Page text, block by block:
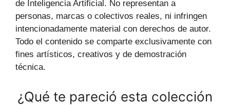
de Inteligencia Artificial. No representan a
personas, marcas o colectivos reales, ni infringen
intencionadamente material con derechos de autor.
Todo el contenido se comparte exclusivamente con
fines artísticos, creativos y de demostración
técnica.
¿Qué te pareció esta colección